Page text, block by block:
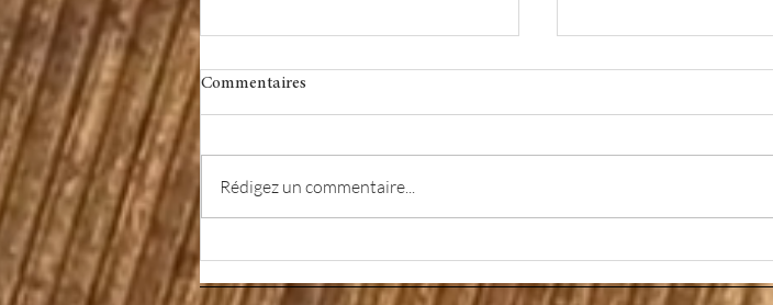
Commentaires
Rédigez un commentaire...